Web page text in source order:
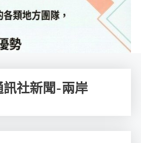
訊社新聞-兩岸